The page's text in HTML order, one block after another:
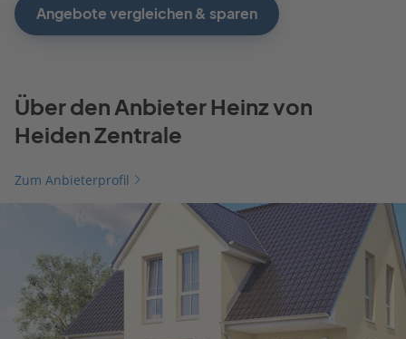
Angebote vergleichen & sparen
Über den Anbieter Heinz von
Heiden Zentrale
Zum Anbieterprofil